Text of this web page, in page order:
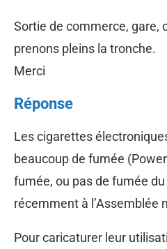
Sortie de commerce, gare,
prenons pleins la tronche.
Merci
Réponse
Les cigarettes
beaucoup de fumée
fumée, ou pas de fumée
récemment à l’Assemblée
Pour caricaturer leur